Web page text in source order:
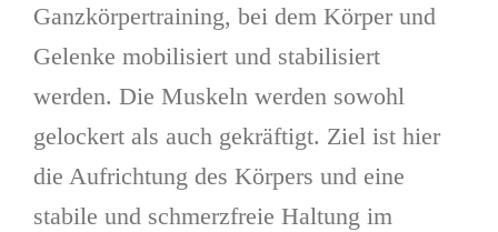
Ganzkörpertraining, bei dem Körper und
Gelenke mobilisiert und stabilisiert
werden. Die Muskeln werden sowohl
gelockert als auch gekräftigt. Ziel ist hier
die Aufrichtung des Körpers und eine
stabile und schmerzfreie Haltung im